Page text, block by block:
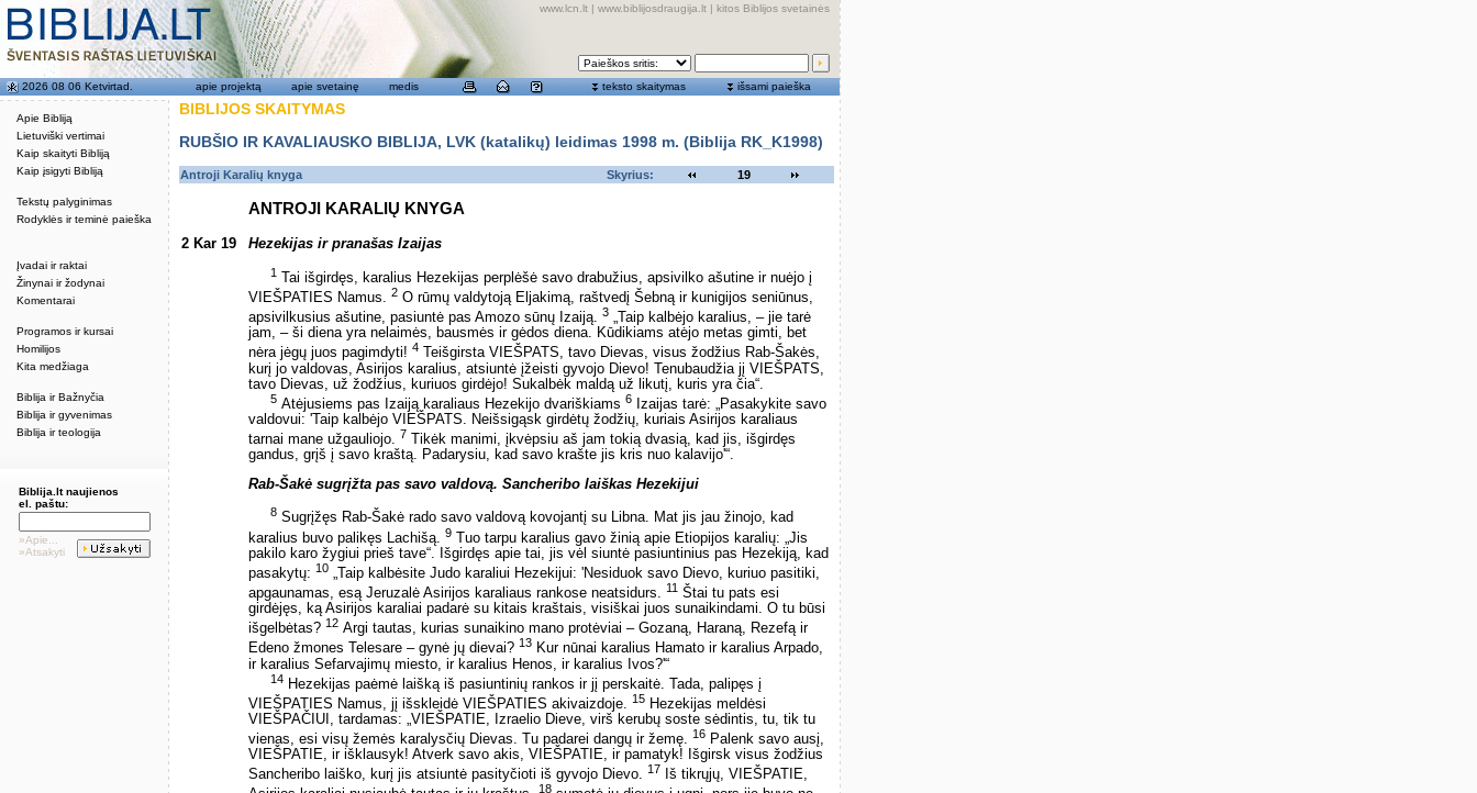
Apie Bibliją
Lietuviški vertimai
Kaip skaityti Bibliją
Kaip įsigyti Bibliją
Tekstų palyginimas
Rodyklės ir teminė paieška
Įvadai ir raktai
Žinynai ir žodynai
Komentarai
Programos ir kursai
Homilijos
Kita medžiaga
Biblija ir Bažnyčia
Biblija ir gyvenimas
Biblija ir teologija
www.lcn.lt | www.biblijosdraugija.lt | kitos Biblijos svetainės
2026 08 06 Ketvirtad. apie projektą apie svetainę medis teksto skaitymas išsami paieška
Biblija.lt naujienos
el. paštu:
»Apie...
»Atsakyti
BIBLIJOS SKAITYMAS
RUBŠIO IR KAVALIAUSKO BIBLIJA, LVK (katalikų) leidimas 1998 m. (Biblija RK_K1998)
Antroji Karalių knyga Skyrius: 19
ANTROJI KARALIŲ KNYGA
2 Kar 19 Hezekijas ir pranašas Izaijas
1 Tai išgirdęs, karalius Hezekijas perplėšė savo drabužius, apsivilko ašutine ir nuėjo į
VIEŠPATIES Namus. 2 O rūmų valdytoją Eljakimą, raštvedį Šebną ir kunigijos seniūnus,
apsivilkusius ašutine, pasiuntė pas Amozo sūnų Izaiją. 3 „Taip kalbėjo karalius, – jie tarė
jam, – ši diena yra nelaimės, bausmės ir gėdos diena. Kūdikiams atėjo metas gimti, bet
nėra jėgų juos pagimdyti! 4 Teišgirsta VIEŠPATS, tavo Dievas, visus žodžius Rab-Šakės,
kurį jo valdovas, Asirijos karalius, atsiuntė įžeisti gyvojo Dievo! Tenubaudžia jį VIEŠPATS,
tavo Dievas, už žodžius, kuriuos girdėjo! Sukalbėk maldą už likutį, kuris yra čia“.
5 Atėjusiems pas Izaiją karaliaus Hezekijo dvariškiams 6 Izaijas tarė: „Pasakykite savo
valdovui: 'Taip kalbėjo VIEŠPATS. Neišsigąsk girdėtų žodžių, kuriais Asirijos karaliaus
tarnai mane užgauliojo. 7 Tikėk manimi, įkvėpsiu aš jam tokią dvasią, kad jis, išgirdęs
gandus, grįš į savo kraštą. Padarysiu, kad savo krašte jis kris nuo kalavijo'“.
Rab-Šakė sugrįžta pas savo valdovą. Sancheribo laiškas Hezekijui
8 Sugrįžęs Rab-Šakė rado savo valdovą kovojantį su Libna. Mat jis jau žinojo, kad
karalius buvo palikęs Lachišą. 9 Tuo tarpu karalius gavo žinią apie Etiopijos karalių: „Jis
pakilo karo žygiui prieš tave“. Išgirdęs apie tai, jis vėl siuntė pasiuntinius pas Hezekiją, kad
pasakytų: 10 „Taip kalbėsite Judo karaliui Hezekijui: 'Nesiduok savo Dievo, kuriuo pasitiki,
apgaunamas, esą Jeruzalė Asirijos karaliaus rankose neatsidurs. 11 Štai tu pats esi
girdėjęs, ką Asirijos karaliai padarė su kitais kraštais, visiškai juos sunaikindami. O tu būsi
išgelbėtas? 12 Argi tautas, kurias sunaikino mano protėviai – Gozaną, Haraną, Rezefą ir
Edeno žmones Telesare – gynė jų dievai? 13 Kur nūnai karalius Hamato ir karalius Arpado,
ir karalius Sefarvajimų miesto, ir karalius Henos, ir karalius Ivos?'“
14 Hezekijas paėmė laišką iš pasiuntinių rankos ir jį perskaitė. Tada, palipęs į
VIEŠPATIES Namus, jį išskleidė VIEŠPATIES akivaizdoje. 15 Hezekijas meldėsi
VIEŠPAČIUI, tardamas: „VIEŠPATIE, Izraelio Dieve, virš kerubų soste sėdintis, tu, tik tu
vienas, esi visų žemės karalysčių Dievas. Tu padarei dangų ir žemę. 16 Palenk savo ausį,
VIEŠPATIE, ir išklausyk! Atverk savo akis, VIEŠPATIE, ir pamatyk! Išgirsk visus žodžius
Sancheribo laiško, kurį jis atsiuntė pasityčioti iš gyvojo Dievo. 17 Iš tikrųjų, VIEŠPATIE,
18